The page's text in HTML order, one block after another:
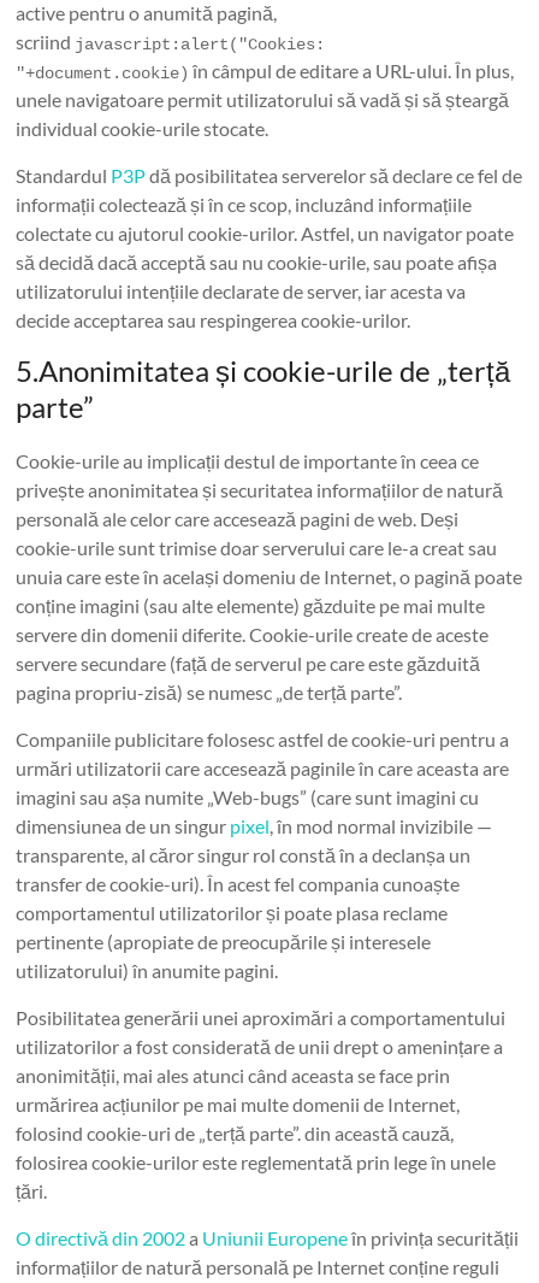
active pentru o anumită pagină,
scriind javascript:alert("Cookies:
"+document.cookie) în câmpul de editare a URL-ului. În plus,
unele navigatoare permit utilizatorului să vadă și să șteargă
individual cookie-urile stocate.
Standardul P3Pdă posibilitatea serverelor să declare ce fel de
informații colectează și în ce scop, incluzând informațiile
colectate cu ajutorul cookie-urilor. Astfel, un navigator poate
să decidă dacă acceptă sau nu cookie-urile, sau poate afișa
utilizatorului intențiile declarate de server, iar acesta va
decide acceptarea sau respingerea cookie-urilor.
5.Anonimitatea și cookie-urile de „terță
parte”
Cookie-urile au implicații destul de importante în ceea ce
privește anonimitatea și securitatea informațiilor de natură
personală ale celor care accesează pagini de web. Deși
cookie-urile sunt trimise doar serverului care le-a creat sau
unuia care este în același domeniu de Internet, o pagină poate
conține imagini (sau alte elemente) găzduite pe mai multe
servere din domenii diferite. Cookie-urile create de aceste
servere secundare (față de serverul pe care este găzduită
pagina propriu-zisă) se numesc „de terță parte”.
Companiile publicitare folosesc astfel de cookie-uri pentru a
urmări utilizatorii care accesează paginile în care aceasta are
imagini sau așa numite „Web-bugs” (care sunt imagini cu
dimensiunea de un singur pixel, în mod normal invizibile —
transparente, al căror singur rol constă în a declanșa un
transfer de cookie-uri). În acest fel compania cunoaște
comportamentul utilizatorilor și poate plasa reclame
pertinente (apropiate de preocupările și interesele
utilizatorului) în anumite pagini.
Posibilitatea generării unei aproximări a comportamentului
utilizatorilor a fost considerată de unii drept o amenințare a
anonimității, mai ales atunci când aceasta se face prin
urmărirea acțiunilor pe mai multe domenii de Internet,
folosind cookie-uri de „terță parte”. din această cauză,
folosirea cookie-urilor este reglementată prin lege în unele
țări.
O directivă din 2002a Uniunii Europeneîn privința securității
informațiilor de natură personală pe Internet conține reguli